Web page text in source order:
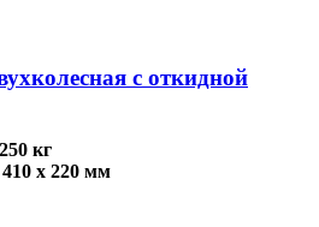
с откидной
250 кг
410 х 220 мм